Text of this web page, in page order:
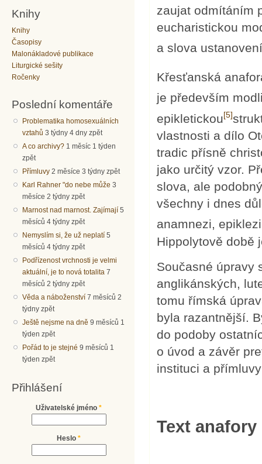
Knihy
Knihy
Časopisy
Malonákladové publikace
Liturgické sešity
Ročenky
Poslední komentáře
Problematika homosexuálních
vztahů 3 týdny 4 dny zpět
A co archivy? 1 měsíc 1 týden
zpět
Přímluvy 2 měsíce 3 týdny zpět
Karl Rahner "do nebe může 3
měsíce 2 týdny zpět
Marnost nad marnost. Zajímají 5
měsíců 4 týdny zpět
Nemyslím si, že už neplatí 5
měsíců 4 týdny zpět
Podřízenost vrchnosti je velmi
aktuální, je to nová totalita 7
měsíců 2 týdny zpět
Věda a náboženství 7 měsíců 2
týdny zpět
Ještě nejsme na dně 9 měsíců 1
týden zpět
Pořád to je stejné 9 měsíců 1
týden zpět
Přihlášení
Uživatelské jméno *
Heslo *
zaujat odmítáním
eucharistickou
a slova
Křesťanská
je především
epikletickou[5]
vlastnosti a dílo
tradic přísně
jako určitý vzor.
slova, ale
všechny i dnes
anamnezi,
Hippolytově době
Současné úpravy
anglikánských,
tomu římská
byla razantnější.
do podoby
o úvod a závěr
instituci a
Text anafory